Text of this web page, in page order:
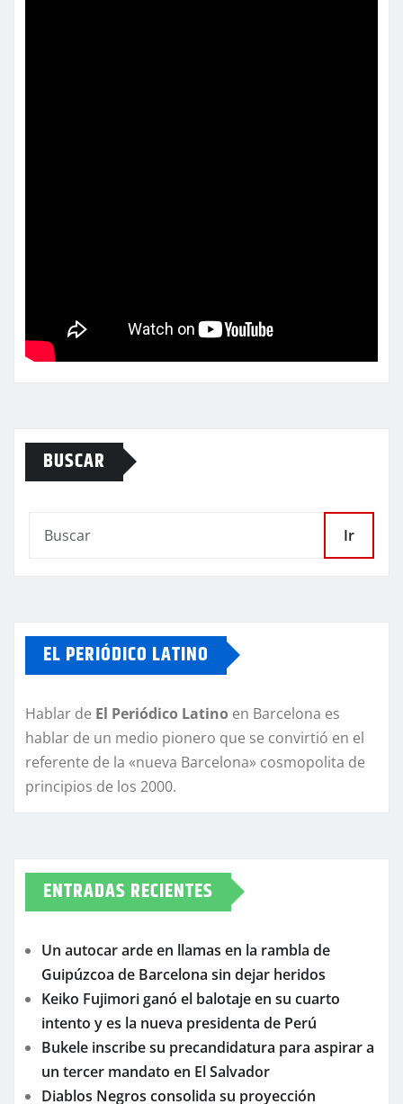
BUSCAR
Ir
EL PERIÓDICO LATINO
Hablar de El Periódico Latino en Barcelona es
hablar de un medio pionero que se convirtió en el
referente de la «nueva Barcelona» cosmopolita de
principios de los 2000.
ENTRADAS RECIENTES
Un autocar arde en llamas en la rambla de
Guipúzcoa de Barcelona sin dejar heridos
Keiko Fujimori ganó el balotaje en su cuarto
intento y es la nueva presidenta de Perú
Bukele inscribe su precandidatura para aspirar a
un tercer mandato en El Salvador
Diablos Negros consolida su proyección